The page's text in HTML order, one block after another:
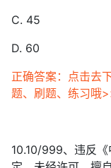
C. 45
D. 60
正确答案：点击去
题、刷题、练习哦
10.10/999、违反